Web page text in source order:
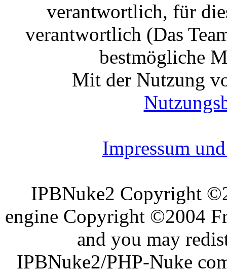
verantwortlich, für
verantwortlich (Das
bestmögliche
Mit der Nutzung
Impressum
IPBNuke2 Copyright
engine Copyright ©2004
and you may
IPBNuke2/PHP-Nuke